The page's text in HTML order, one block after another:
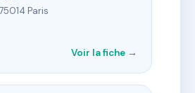
Paris
Voir la fiche →